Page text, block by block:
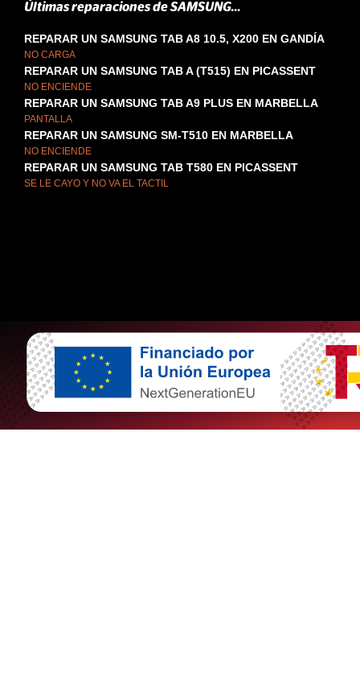
Últimas reparaciones de SAMSUNG...
REPARAR UN SAMSUNG TAB A8 10.5, X200 EN GANDÍA
NO CARGA
REPARAR UN SAMSUNG TAB A (T515) EN PICASSENT
NO ENCIENDE
REPARAR UN SAMSUNG TAB A9 PLUS EN MARBELLA
PANTALLA
REPARAR UN SAMSUNG SM-T510 EN MARBELLA
NO ENCIENDE
REPARAR UN SAMSUNG TAB T580 EN PICASSENT
SE LE CAYO Y NO VA EL TACTIL